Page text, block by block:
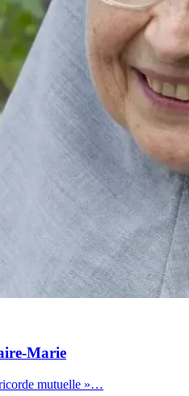
Marie
mutuelle »…